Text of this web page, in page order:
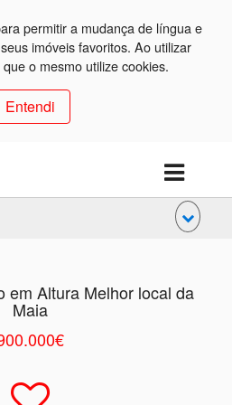
permitir a mudança de língua e
imóveis favoritos. Ao utilizar
o mesmo utilize cookies.
Entendi
em Altura Melhor local da
Maia